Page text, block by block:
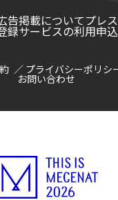
告掲載についてプレ
録サービスの利用申込
プライバシーポリシ
お問い合わせ